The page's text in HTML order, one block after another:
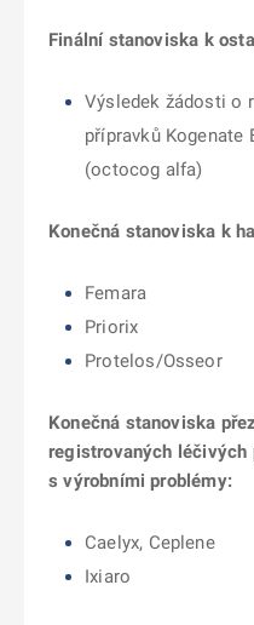
Finální stanoviska k
Výsledek žádosti o
přípravků Kogenate
(octocog alfa)
Konečná stanoviska k
Femara
Priorix
Protelos/Osseor
Konečná stanoviska
registrovaných
s výrobními problémy:
Caelyx, Ceplene
Ixiaro